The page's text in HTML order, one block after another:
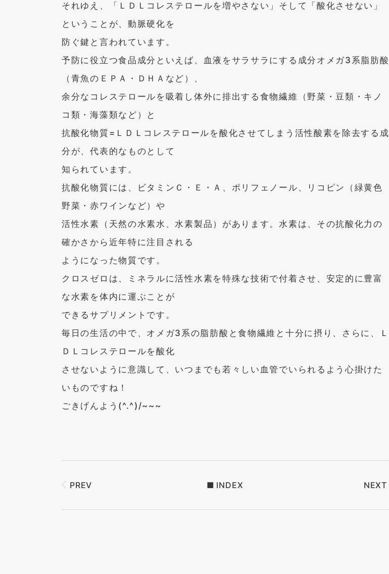
それゆえ、「ＬＤＬコレステロールを増やさない」そして「酸化させない」
ということが、動脈硬化を
防ぐ鍵と言われています。
予防に役立つ食品成分といえば、血液をサラサラにする成分オメガ3系脂肪酸
（青魚のＥＰＡ・ＤＨＡなど）、
余分なコレステロールを吸着し体外に排出する食物繊維（野菜・豆類・キノ
コ類・海藻類など）と
抗酸化物質=ＬＤＬコレステロールを酸化させてしまう活性酸素を除去する成
分が、代表的なものとして
知られています。
抗酸化物質には、ビタミンＣ・Ｅ・Ａ、ポリフェノール、リコピン（緑黄色
野菜・赤ワインなど）や
活性水素（天然の水素水、水素製品）があります。水素は、その抗酸化力の
確かさから近年特に注目される
ようになった物質です。
クロスゼロは、ミネラルに活性水素を特殊な技術で付着させ、安定的に豊富
な水素を体内に運ぶことが
できるサプリメントです。
毎日の生活の中で、オメガ3系の脂肪酸と食物繊維と十分に摂り、さらに、Ｌ
ＤＬコレステロールを酸化
させないように意識して、いつまでも若々しい血管でいられるよう心掛けた
いものですね！
ごきげんよう(^.^)/~~~
PREV ■ INDEX NEXT